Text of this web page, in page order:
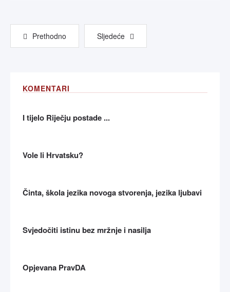
Prethodno Sljedeće
KOMENTARI
I tijelo Riječju postade ...
Vole li Hrvatsku?
Činta, škola jezika novoga stvorenja, jezika ljubavi
Svjedočiti istinu bez mržnje i nasilja
Opjevana PravDA